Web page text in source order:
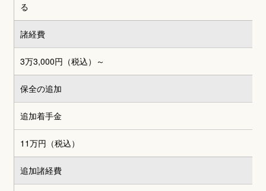
る
諸経費
3万3,000円 （税込）～
保全の追加
追加着手金
11万円（税込）
追加諸経費